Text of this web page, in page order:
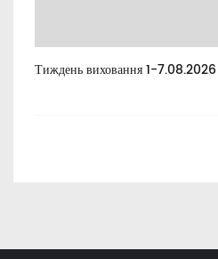
Тиждень виховання 1-7.08.2026